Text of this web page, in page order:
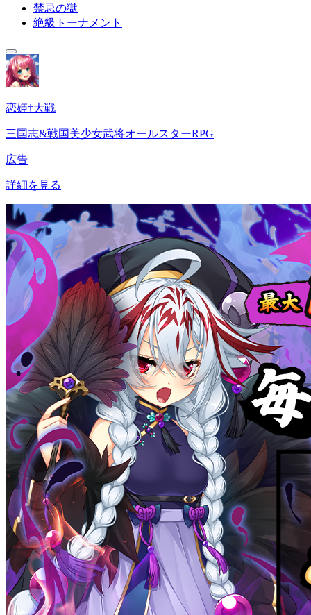
禁忌の獄
絶級トーナメント
恋姫†大戦
三国志&戦国美少女武将オールスターRPG
広告
詳細を見る